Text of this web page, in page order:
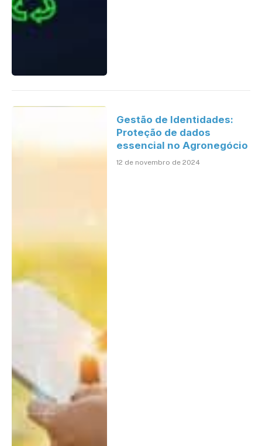
Gestão de Identidades:
Proteção de dados
essencial no Agronegócio
12 de novembro de 2024